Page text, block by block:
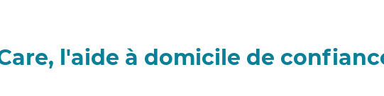
l'aide à domicile de